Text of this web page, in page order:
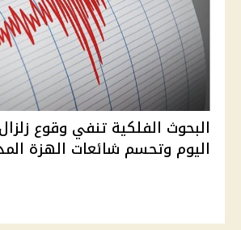
البحوث الفلكية تنفي وقوع
اليوم وتحسم شائعات الهزة